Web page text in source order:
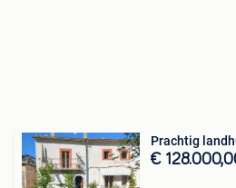
Prachtig
€